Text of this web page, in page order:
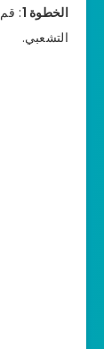
الخطوة 1
التشعبي.